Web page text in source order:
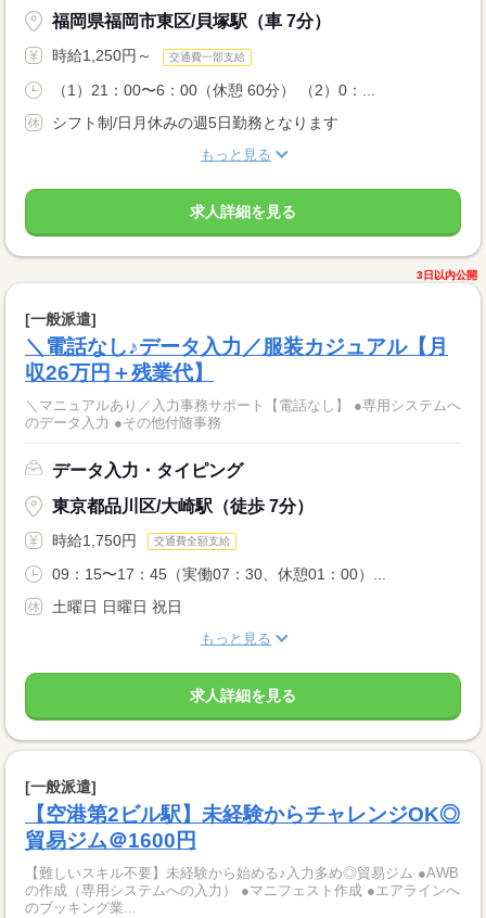
福岡県福岡市東区/貝塚駅（車 7分）
時給1,250円～ 交通費一部支給
（1）21：00〜6：00（休憩 60分） （2）0：...
シフト制/日月休みの週5日勤務となります
もっと見る
求人詳細を見る
3日以内公開
[一般派遣]
＼電話なし♪データ入力／服装カジュアル【月
収26万円＋残業代】
＼マニュアルあり／入力事務サポート【電話なし】 ●専用システムへ
のデータ入力 ●その他付随事務
データ入力・タイピング
東京都品川区/大崎駅（徒歩 7分）
時給1,750円 交通費全額支給
09：15〜17：45（実働07：30、休憩01：00）...
土曜日 日曜日 祝日
もっと見る
求人詳細を見る
[一般派遣]
【空港第2ビル駅】未経験からチャレンジOK◎
貿易ジム＠1600円
【難しいスキル不要】未経験から始める♪入力多め◎貿易ジム ●AWB
の作成（専用システムへの入力） ●マニフェスト作成 ●エアラインへ
のブッキング業...